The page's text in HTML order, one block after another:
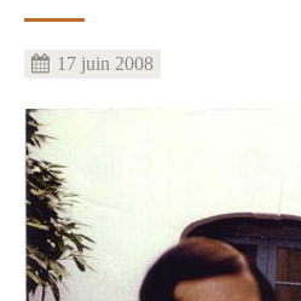
17 juin 2008
Image